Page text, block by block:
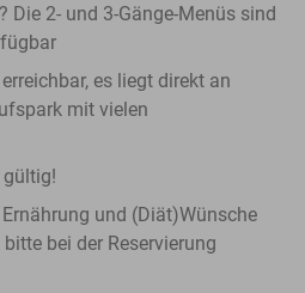
Die 2- und 3-Gänge-Menüs sind
es liegt direkt an
mit vielen
gültig!
und (Diät)Wünsche
bei der Reservierung